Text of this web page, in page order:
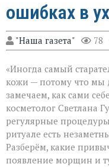
ошибках в
"Наша газета" 78
«Иногда самый
кожи — потому что мы
замечаем, как сами
косметолог Светлана
регулярные
ритуале есть
Разберём, какие
появление морщин и